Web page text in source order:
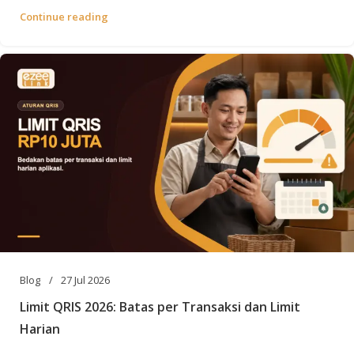
Continue reading
Blog 27 Jul 2026
Limit QRIS 2026: Batas per Transaksi dan Limit
Harian